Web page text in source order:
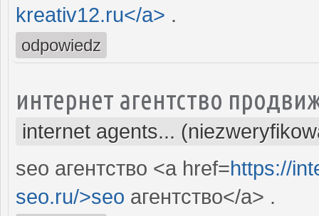
kreativ12.ru</a> .
odpowiedz
интернет агентство
internet agents...
seo агентство <a href=https://
seo.ru/>seo агентство</a> .